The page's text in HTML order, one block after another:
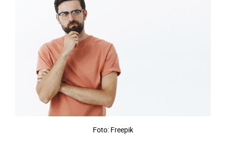
Foto: Freepik